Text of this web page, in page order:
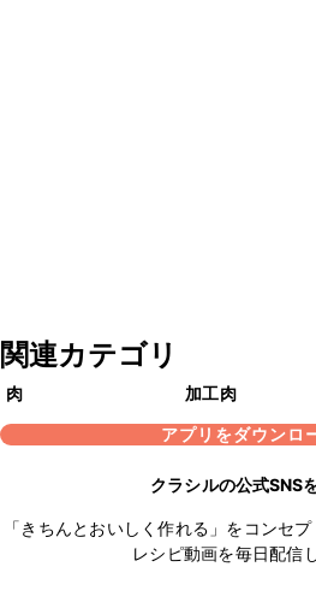
関連カテゴリ
肉 加工肉
アプリをダウンロ
クラシルの公式SNS
「きちんとおいしく作れる」をコンセ
レシピ動画を毎日配信